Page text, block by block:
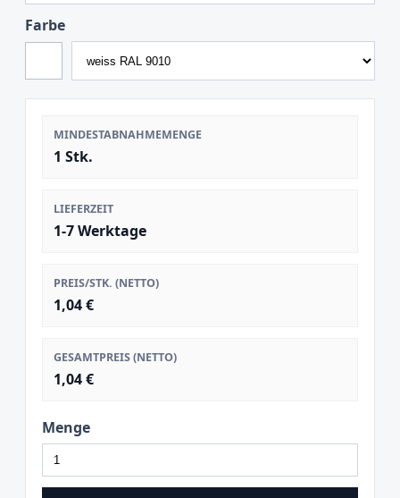
Farbe
MINDESTABNAHMEMENGE
1 Stk.
LIEFERZEIT
1-7 Werktage
PREIS/STK. (NETTO)
1,04 €
GESAMTPREIS (NETTO)
1,04 €
Menge